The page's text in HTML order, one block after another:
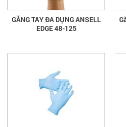
GĂNG TAY ĐA DỤNG ANSELL
EDGE 48-125